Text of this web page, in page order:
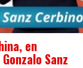
en
Sanz